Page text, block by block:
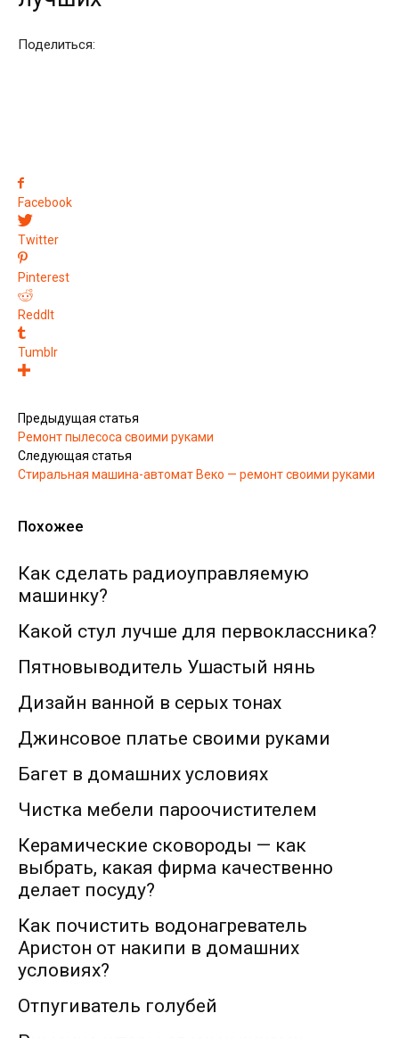
Поделиться:
Facebook
Twitter
Pinterest
ReddIt
Tumblr
Предыдущая статья
Ремонт пылесоса своими руками
Следующая статья
Стиральная машина-автомат Веко — ремонт своими руками
Похожее
Как сделать радиоуправляемую
машинку?
Какой стул лучше для первоклассника?
Пятновыводитель Ушастый нянь
Дизайн ванной в серых тонах
Джинсовое платье своими руками
Багет в домашних условиях
Чистка мебели пароочистителем
Керамические сковороды — как
выбрать, какая фирма качественно
делает посуду?
Как почистить водонагреватель
Аристон от накипи в домашних
условиях?
Отпугиватель голубей